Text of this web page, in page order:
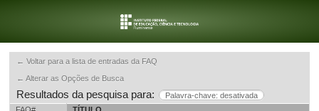
← Voltar para a lista de entradas da FAQ
← Alterar as Opções de Busca
Resultados da pesquisa para:
Palavra-chave: desativada